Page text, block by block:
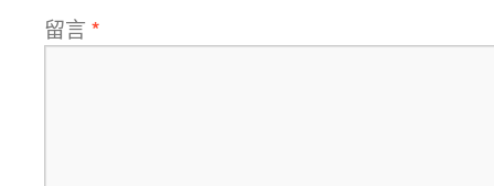
留言 *